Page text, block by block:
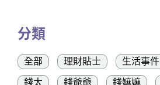
分類
全部 理財貼士 生活事件
錢太
錢爺爺 錢嫲嫲